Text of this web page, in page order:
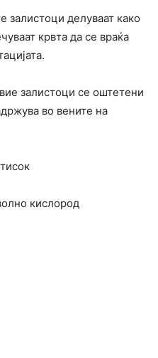
залистоци делуваат како
крвта да се враќа
залистоци се оштетени
во вените на
кислород